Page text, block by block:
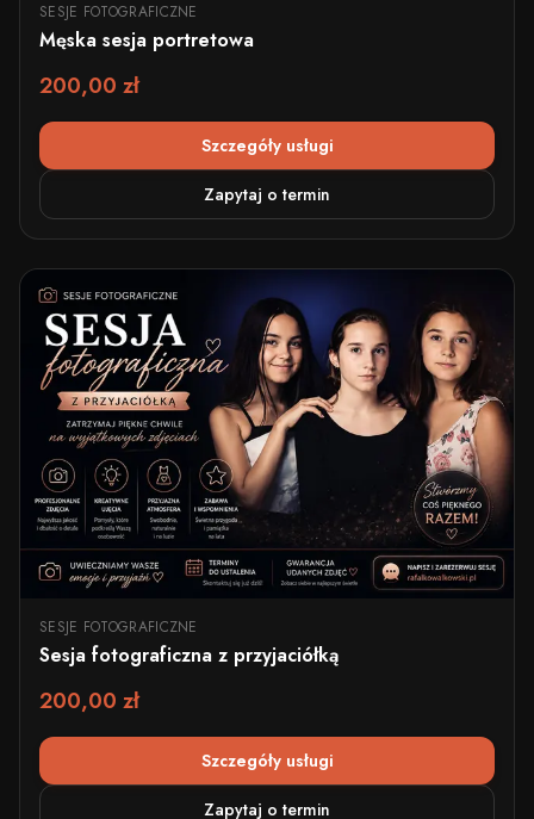
SESJE FOTOGRAFICZNE
Męska sesja portretowa
200,00 zł
Szczegóły usługi
Zapytaj o termin
SESJE FOTOGRAFICZNE
Sesja fotograficzna z przyjaciółką
200,00 zł
Szczegóły usługi
Zapytaj o termin